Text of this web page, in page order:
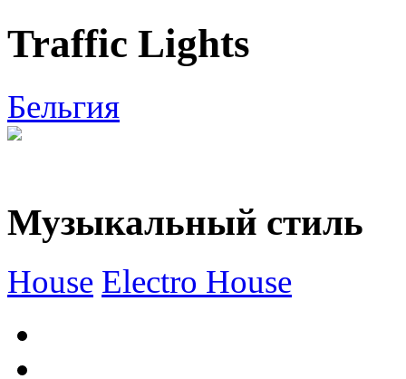
Traffic Lights
Бельгия
Музыкальный стиль
House Electro House